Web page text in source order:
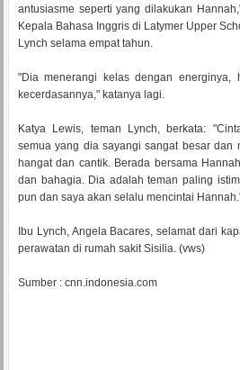
antusiasme seperti yang dilakukan
Kepala Bahasa Inggris di Latymer Upper
Lynch selama empat tahun.
"Dia menerangi kelas dengan energinya,
kecerdasannya," katanya lagi.
Katya Lewis, teman Lynch, berkata:
semua yang dia sayangi sangat besar dan
hangat dan cantik. Berada bersama
dan bahagia. Dia adalah teman paling
pun dan saya akan selalu mencintai
Ibu Lynch, Angela Bacares, selamat dari
perawatan di rumah sakit Sisilia. (vws)
Sumber : cnn.indonesia.com